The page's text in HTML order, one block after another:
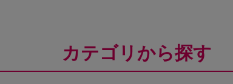
カテゴリから探す